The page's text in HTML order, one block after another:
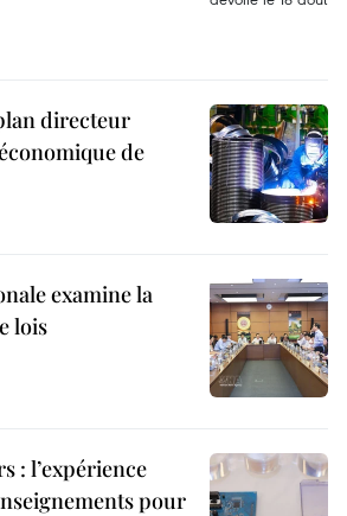
directeur
de
examine la
lois
: l’expérience
pour